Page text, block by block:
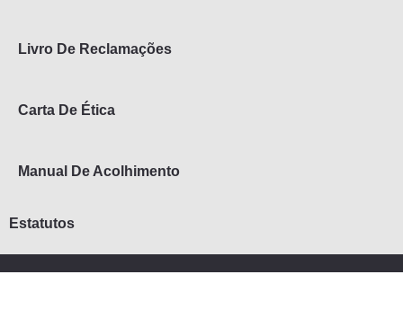
Livro De Reclamações
Carta De Ética
Manual De Acolhimento
Estatutos